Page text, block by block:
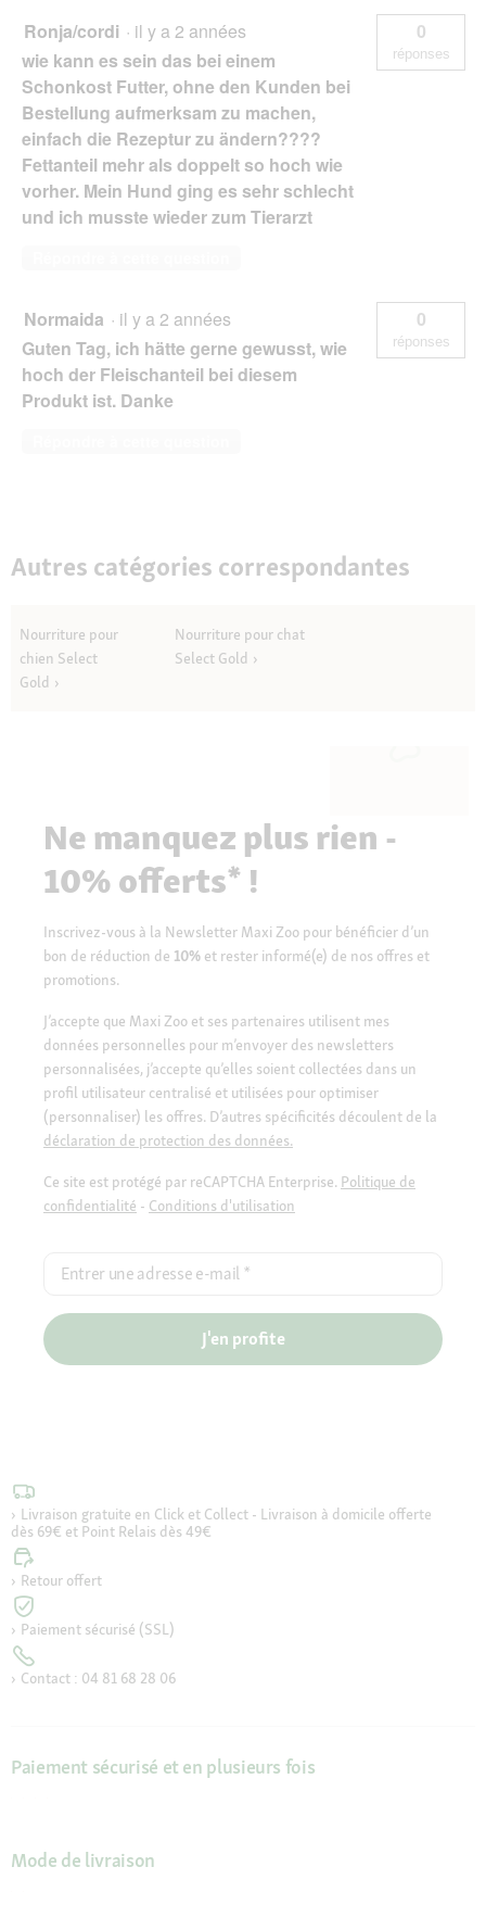
Ronja/cordi · il y a 2 années
wie kann es sein das bei einem
Schonkost Futter, ohne den Kunden bei
Bestellung aufmerksam zu machen,
einfach die Rezeptur zu ändern????
Fettanteil mehr als doppelt so hoch wie
vorher. Mein Hund ging es sehr schlecht
und ich musste wieder zum Tierarzt
0
réponses
Normaida · il y a 2 années
Guten Tag, ich hätte gerne gewusst, wie
hoch der Fleischanteil bei diesem
Produkt ist. Danke
0
réponses
Autres catégories correspondantes
Nourriture pour
chien Select
Gold
Nourriture pour chat
Select Gold
Ne manquez plus rien -
10% offerts* !
Inscrivez-vous à la Newsletter Maxi Zoo pour bénéficier d’un
bon de réduction de 10% et rester informé(e) de nos offres et
promotions.
J’accepte que Maxi Zoo et ses partenaires utilisent mes
données personnelles pour m’envoyer des newsletters
personnalisées, j’accepte qu’elles soient collectées dans un
profil utilisateur centralisé et utilisées pour optimiser
(personnaliser) les offres. D’autres spécificités découlent de la
déclaration de protection des données.
Ce site est protégé par reCAPTCHA Enterprise. Politique de
confidentialité - Conditions d'utilisation
Entrer une adresse e-mail *
J'en profite
Livraison gratuite en Click et Collect - Livraison à domicile offerte
dès 69€ et Point Relais dès 49€
Retour offert
Paiement sécurisé (SSL)
Contact : 04 81 68 28 06
Paiement sécurisé et en plusieurs fois
Mode de livraison